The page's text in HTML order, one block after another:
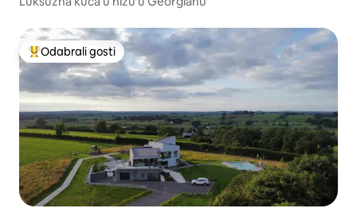
Među najviše rangiranima s oznakom „Odabrali gosti”
Odabrali gosti